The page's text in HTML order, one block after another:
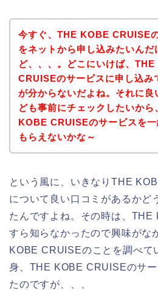
今すぐ、THE KOBE CRUISE
をネットから申し込みたいんだ
ど、、、。どこにいけば、
CRUISEのサービスに申し込み
が分からないだよね。それに良
ども事前にチェックしたいから
KOBE CRUISEのサービスを一
もらえないかな～
という風に、いきなりTHE
について良い口コミがあるかど
たんですよね。その時は、THE
すら知らなかったので興味がな
KOBE CRUISEのことを調べて
身、THE KOBE CRUISEのサ
たのですが、、、